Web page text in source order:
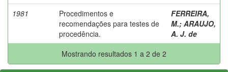
1981
Procedimentos e
recomendações para testes de
procedência.
FERREIRA,
M.; ARAUJO,
A. J. de
Mostrando resultados 1 a 2 de 2